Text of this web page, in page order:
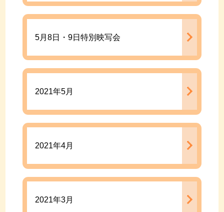
5月8日・9日特別映写会
2021年5月
2021年4月
2021年3月